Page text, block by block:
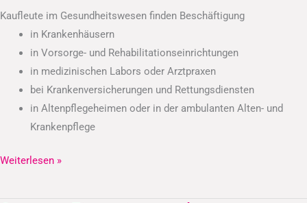
Kaufleute im Gesundheitswesen finden Beschäftigung
in Krankenhäusern
in Vorsorge- und Rehabilitationseinrichtungen
in medizinischen Labors oder Arztpraxen
bei Krankenversicherungen und Rettungsdiensten
in Altenpflegeheimen oder in der ambulanten Alten- und
Krankenpflege
Weiterlesen »